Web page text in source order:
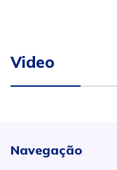
Video
Navegação